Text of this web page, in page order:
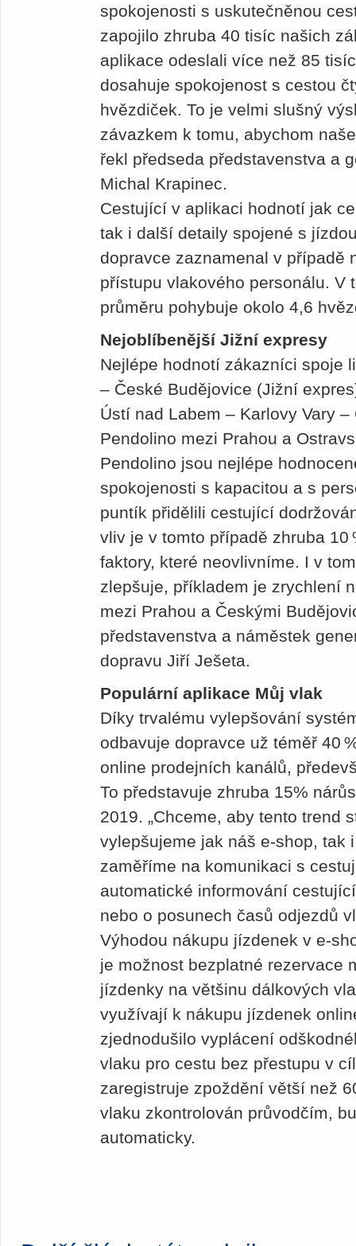
spokojenosti s uskutečněnou
zapojilo zhruba 40 tisíc našich
aplikace odeslali více než 85
dosahuje spokojenost s cestou
hvězdiček. To je velmi slušný
závazkem k tomu, abychom
řekl předseda představenstva a
Michal Krapinec.
Cestující v aplikaci hodnotí jak
tak i další detaily spojené s
dopravce zaznamenal v případě
přístupu vlakového personálu. V
průměru pohybuje okolo 4,6
Nejoblíbenější Jižní expresy
Nejlépe hodnotí zákazníci spoje
– České Budějovice (Jižní
Ústí nad Labem – Karlovy Vary
Pendolino mezi Prahou a
Pendolino jsou nejlépe
spokojenosti s kapacitou a s
puntík přidělili cestující
vliv je v tomto případě zhruba
faktory, které neovlivníme. I v
zlepšuje, příkladem je zrychlení
mezi Prahou a Českými
představenstva a náměstek
dopravu Jiří Ješeta.
Populární aplikace Můj vlak
Díky trvalému vylepšování
odbavuje dopravce už téměř 40
online prodejních kanálů,
To představuje zhruba 15%
2019. „Chceme, aby tento trend
vylepšujeme jak náš e-shop, tak
zaměříme na komunikaci s
automatické informování
nebo o posunech časů odjezdů
Výhodou nákupu jízdenek v e-
je možnost bezplatné rezervace
jízdenky na většinu dálkových
využívají k nákupu jízdenek
zjednodušilo vyplácení
vlaku pro cestu bez přestupu v
zaregistruje zpoždění větší než
vlaku zkontrolován průvodčím,
automaticky.